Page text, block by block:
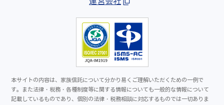
本サイトの内容は、家族信託について分かり易くご理解いただくための一例で
す。また法律・税務・各種制度等に関する情報についても一般的な情報について
記載しているものであり、個別の法律・税務相談に対応するものでは一切ありま